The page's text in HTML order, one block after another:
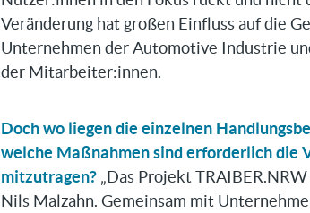
Veränderung hat großen Einfluss auf die
Unternehmen der Automotive Industrie
der Mitarbeiter:innen.
Doch wo liegen die einzelnen
welche Maßnahmen sind erforderlich die
mitzutragen? „Das Projekt
Nils Malzahn. Gemeinsam mit